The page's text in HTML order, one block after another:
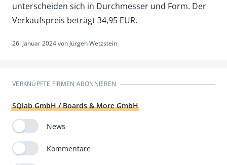
unterscheiden sich in Durchmesser und Form. Der
Verkaufspreis beträgt 34,95 EUR.
26. Januar 2024von Jürgen Wetzstein
VERKNÜPFTE FIRMEN ABONNIEREN
SQlab GmbH / Boards & More GmbH
News
Kommentare